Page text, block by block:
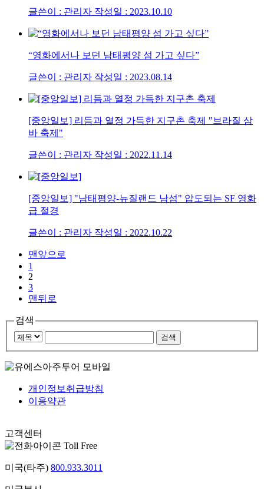
글쓴이 : 관리자 작성일 : 2023.10.10
“영화에서나 보던 남태평양 섬 가고 싶다”
글쓴이 : 관리자 작성일 : 2023.08.14
[중앙일보] 리듬과 열정 가득한 지구촌 축제 "브라질 삼
바 축제"
글쓴이 : 관리자 작성일 : 2022.11.14
[중앙일보] "남태평양-뉴질랜드 남섬" 압도되는 SF 영화
급 절경
글쓴이 : 관리자 작성일 : 2022.10.22
맨앞으로
1
2
3
맨뒤로
검색
개인정보취급방침
이용약관
고객센터
Toll Free
미국(타주) 800.933.3011